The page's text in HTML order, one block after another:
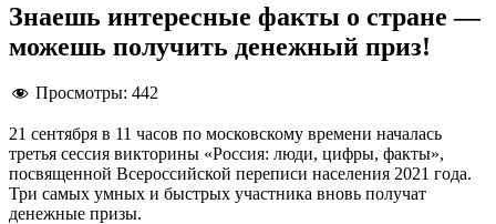
Знаешь интересные факты о стране —
можешь получить денежный приз!
Просмотры: 442
21 сентября в 11 часов по московскому времени началась
третья сессия викторины «Россия: люди, цифры, факты»,
посвященной Всероссийской переписи населения 2021 года.
Три самых умных и быстрых участника вновь получат
денежные призы.